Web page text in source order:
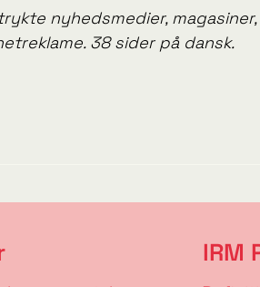
nyhedsmedier,
38 sider på dansk.
IRM